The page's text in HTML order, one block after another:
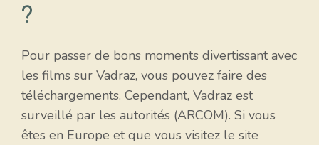
?
Pour passer de bons moments divertissant avec
les films sur Vadraz, vous pouvez faire des
téléchargements. Cependant, Vadraz est
surveillé par les autorités (ARCOM). Si vous
êtes en Europe et que vous visitez le site